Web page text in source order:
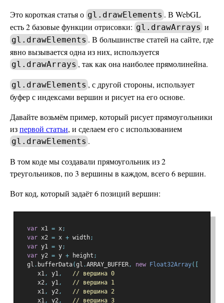
Это короткая статья о gl.drawElements . В WebGL
есть 2 базовые функции отрисовки: gl.drawArrays и
gl.drawElements . В большинстве статей на сайте, где
явно вызывается одна из них, используется
gl.drawArrays , так как она наиболее прямолинейна.
gl.drawElements , с другой стороны, использует
буфер с индексами вершин и рисует на его основе.
Давайте возьмём пример, который рисует прямоугольники
изпервой статьи, и сделаем его с использованием
gl.drawElements .
В том коде мы создавали прямоугольник из 2
треугольников, по 3 вершины в каждом, всего 6 вершин.
Вот код, который задаёт 6 позиций вершин:
var x1 = x;
var x2 = x + width;
var y1 = y;
var y2 = y + height ;
  gl
. bufferData(gl .ARRAY_BUFFER, new Float32Array([
     x1
, y1,
// вершина 0
     x2
, y1,
// вершина 1
     x1
, y2,
// вершина 2
     x1
, y2,
// вершина 3